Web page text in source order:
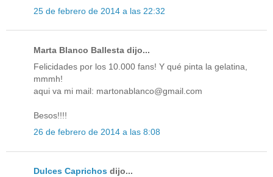
25 de febrero de 2014 a las 22:32
Marta Blanco Ballesta dijo...
Felicidades por los 10.000 fans! Y qué pinta la gelatina,
mmmh!
aqui va mi mail: martonablanco@gmail.com
Besos!!!!
26 de febrero de 2014 a las 8:08
Dulces Caprichos dijo...